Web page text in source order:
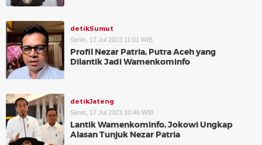
detikSumut
Senin, 17 Jul 2023 11:01 WIB
Profil Nezar Patria, Putra Aceh yang
Dilantik Jadi Wamenkominfo
detikJateng
Senin, 17 Jul 2023 10:46 WIB
Lantik Wamenkominfo, Jokowi Ungkap
Alasan Tunjuk Nezar Patria